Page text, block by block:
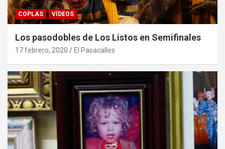
COPLAS VÍDEOS
Los pasodobles de Los Listos en Semifinales
17 febrero, 2020 El Pasacalles